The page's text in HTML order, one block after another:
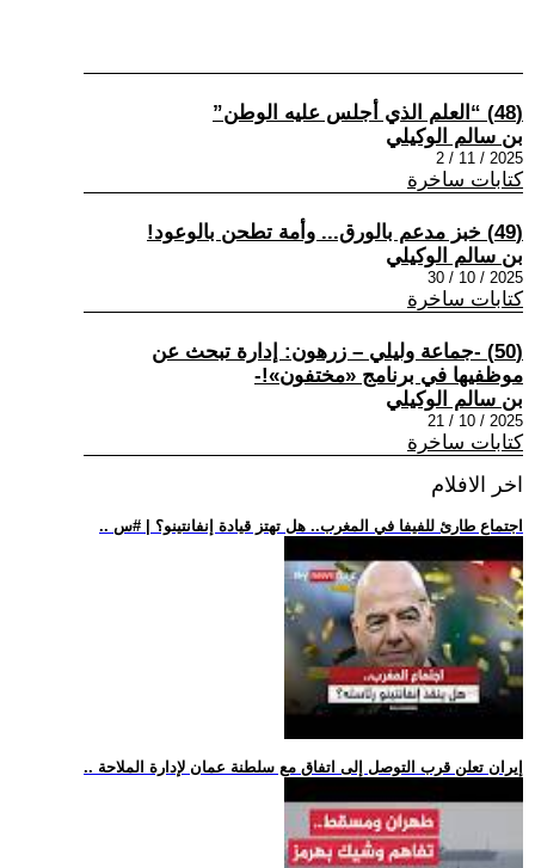
(48) “العلم الذي أجلس عليه الوطن”
بن سالم الوكيلي
2025 / 11 / 2
كتابات ساخرة
(49) خبز مدعم بالورق... وأمة تطحن بالوعود!
بن سالم الوكيلي
2025 / 10 / 30
كتابات ساخرة
(50) -جماعة وليلي – زرهون: إدارة تبحث عن
موظفيها في برنامج «مختفون»!-
بن سالم الوكيلي
2025 / 10 / 21
كتابات ساخرة
اخر الافلام
.. اجتماع طارئ للفيفا في المغرب.. هل تهتز قيادة إنفانتينو؟ | #س
.. إيران تعلن قرب التوصل إلى اتفاق مع سلطنة عمان لإدارة الملاحة